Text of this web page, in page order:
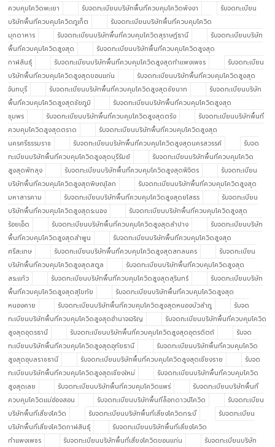
ควบคุมโควิดพะเยา
รับจดทะเบียนบริษัทพื้นที่ควบคุมโควิดพังงา
รับจดทะเบียน
บริษัทพื้นที่ควบคุมโควิดภูเก็ต
รับจดทะเบียนบริษัทพื้นที่ควบคุมโควิด
มุกดาหาร
รับจดทะเบียนบริษัทพื้นที่ควบคุมโควิดสุราษฎ์ธานี
รับจดทะเบียนบริษัท
พื้นที่ควบคุมโควิดสูงสุด
รับจดทะเบียนบริษัทพื้นที่ควบคุมโควิดสูงสุด
กาฬสินธุ์
รับจดทะเบียนบริษัทพื้นที่ควบคุมโควิดสูงสุดกำแพงเพชร
รับจดทะเบียน
บริษัทพื้นที่ควบคุมโควิดสูงสุดขอนแก่น
รับจดทะเบียนบริษัทพื้นที่ควบคุมโควิดสูงสุด
จันทบุรี
รับจดทะเบียนบริษัทพื้นที่ควบคุมโควิดสูงสุดชัยนาท
รับจดทะเบียนบริษัท
พื้นที่ควบคุมโควิดสูงสุดชัยภูมิ
รับจดทะเบียนบริษัทพื้นที่ควบคุมโควิดสูงสุด
ชุมพร
รับจดทะเบียนบริษัทพื้นที่ควบคุมโควิดสูงสุดตรัง
รับจดทะเบียนบริษัทพื้นที่
ควบคุมโควิดสูงสุดตราด
รับจดทะเบียนบริษัทพื้นที่ควบคุมโควิดสูงสุด
นครศรีธรรมราช
รับจดทะเบียนบริษัทพื้นที่ควบคุมโควิดสูงสุดนครสวรรค์
รับจด
ทะเบียนบริษัทพื้นที่ควบคุมโควิดสูงสุดบุรีรัมย์
รับจดทะเบียนบริษัทพื้นที่ควบคุมโควิด
สูงสุดพัทลุง
รับจดทะเบียนบริษัทพื้นที่ควบคุมโควิดสูงสุดพิจิตร
รับจดทะเบียน
บริษัทพื้นที่ควบคุมโควิดสูงสุดพิษณุโลก
รับจดทะเบียนบริษัทพื้นที่ควบคุมโควิดสูงสุด
มหาสารคาม
รับจดทะเบียนบริษัทพื้นที่ควบคุมโควิดสูงสุดยโสธร
รับจดทะเบียน
บริษัทพื้นที่ควบคุมโควิดสูงสุดระนอง
รับจดทะเบียนบริษัทพื้นที่ควบคุมโควิดสูงสุด
ร้อยเอ็ด
รับจดทะเบียนบริษัทพื้นที่ควบคุมโควิดสูงสุดลำปาง
รับจดทะเบียนบริษัท
พื้นที่ควบคุมโควิดสูงสุดลำพูน
รับจดทะเบียนบริษัทพื้นที่ควบคุมโควิดสูงสุด
ศรีสะเกษ
รับจดทะเบียนบริษัทพื้นที่ควบคุมโควิดสูงสุดสกลนคร
รับจดทะเบียน
บริษัทพื้นที่ควบคุมโควิดสูงสุดสตูล
รับจดทะเบียนบริษัทพื้นที่ควบคุมโควิดสูงสุด
สระแก้ว
รับจดทะเบียนบริษัทพื้นที่ควบคุมโควิดสูงสุดสุรินทร์
รับจดทะเบียนบริษัท
พื้นที่ควบคุมโควิดสูงสุดสุโขทัย
รับจดทะเบียนบริษัทพื้นที่ควบคุมโควิดสูงสุด
หนองคาย
รับจดทะเบียนบริษัทพื้นที่ควบคุมโควิดสูงสุดหนองบัวลำภู
รับจด
ทะเบียนบริษัทพื้นที่ควบคุมโควิดสูงสุดอำนาจเจริญ
รับจดทะเบียนบริษัทพื้นที่ควบคุมโควิด
สูงสุดอุดรธานี
รับจดทะเบียนบริษัทพื้นที่ควบคุมโควิดสูงสุดอุตรดิตถ์
รับจด
ทะเบียนบริษัทพื้นที่ควบคุมโควิดสูงสุดอุทัยธานี
รับจดทะเบียนบริษัทพื้นที่ควบคุมโควิด
สูงสุดอุบลราชธานี
รับจดทะเบียนบริษัทพื้นที่ควบคุมโควิดสูงสุดเชียงราย
รับจด
ทะเบียนบริษัทพื้นที่ควบคุมโควิดสูงสุดเชียงใหม่
รับจดทะเบียนบริษัทพื้นที่ควบคุมโควิด
สูงสุดเลย
รับจดทะเบียนบริษัทพื้นที่ควบคุมโควิดแพร่
รับจดทะเบียนบริษัทพื้นที่
ควบคุมโควิดแม่ฮ่องสอน
รับจดทะเบียนบริษัทพื้นที่ล็อกดาวน์โควิด
รับจดทะเบียน
บริษัทพื้นที่เสี่ยงโควิด
รับจดทะเบียนบริษัทพื้นที่เสี่ยงโควิดกระบี่
รับจดทะเบียน
บริษัทพื้นที่เสี่ยงโควิดกาฬสินธุ์
รับจดทะเบียนบริษัทพื้นที่เสี่ยงโควิด
กำแพงเพชร
รับจดทะเบียนบริษัทพื้นที่เสี่ยงโควิดขอนแก่น
รับจดทะเบียนบริษัท